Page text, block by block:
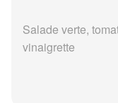
Salade verte,
vinaigrette